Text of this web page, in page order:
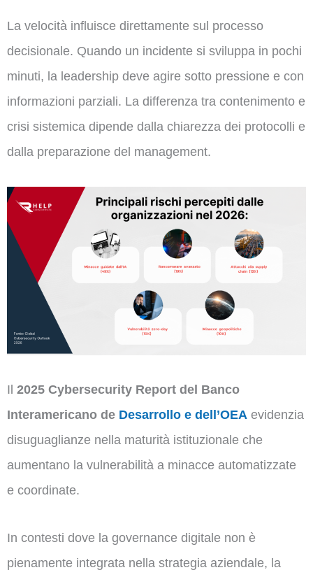
La velocità influisce direttamente sul processo
decisionale. Quando un incidente si sviluppa in pochi
minuti, la leadership deve agire sotto pressione e con
informazioni parziali. La differenza tra contenimento e
crisi sistemica dipende dalla chiarezza dei protocolli e
dalla preparazione del management.
Il 2025 Cybersecurity Report del Banco
Interamericano de Desarrollo e dell’OEA evidenzia
disuguaglianze nella maturità istituzionale che
aumentano la vulnerabilità a minacce automatizzate
e coordinate.
In contesti dove la governance digitale non è
pienamente integrata nella strategia aziendale, la